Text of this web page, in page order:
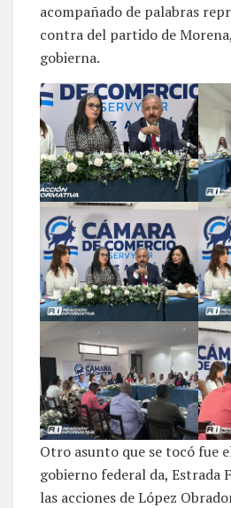
acompañado de palabras
contra del partido de
gobierna.
Otro asunto que se tocó fue
gobierno federal da, Estrada
las acciones de López